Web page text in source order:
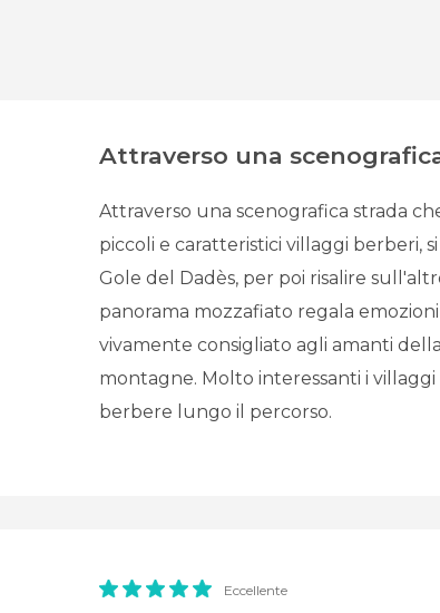
Attraverso una
Attraverso una scenografica strada
piccoli e caratteristici villaggi berberi,
Gole del Dadès, per poi risalire
panorama mozzafiato regala
vivamente consigliato agli amanti
montagne. Molto interessanti i
berbere lungo il percorso.
Eccellente